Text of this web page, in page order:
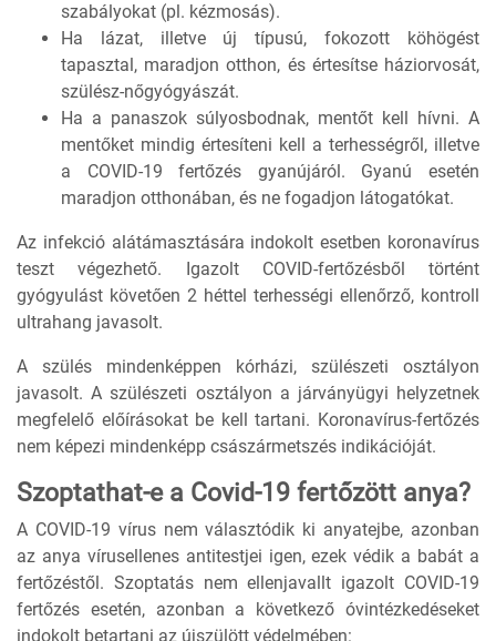
szabályokat (pl. kézmosás).
Ha lázat, illetve új típusú, fokozott köhögést
tapasztal, maradjon otthon, és értesítse háziorvosát,
szülész-nőgyógyászát.
Ha a panaszok súlyosbodnak, mentőt kell hívni. A
mentőket mindig értesíteni kell a terhességről, illetve
a COVID-19 fertőzés gyanújáról. Gyanú esetén
maradjon otthonában, és ne fogadjon látogatókat.
Az infekció alátámasztására indokolt esetben koronavírus
teszt végezhető. Igazolt COVID-fertőzésből történt
gyógyulást követően 2 héttel terhességi ellenőrző, kontroll
ultrahang javasolt.
A szülés mindenképpen kórházi, szülészeti osztályon
javasolt. A szülészeti osztályon a járványügyi helyzetnek
megfelelő előírásokat be kell tartani. Koronavírus-fertőzés
nem képezi mindenképp császármetszés indikációját.
Szoptathat-e a Covid-19 fertőzött anya?
A COVID-19 vírus nem választódik ki anyatejbe, azonban
az anya vírusellenes antitestjei igen, ezek védik a babát a
fertőzéstől. Szoptatás nem ellenjavallt igazolt COVID-19
fertőzés esetén, azonban a következő óvintézkedéseket
indokolt betartani az újszülött védelmében: